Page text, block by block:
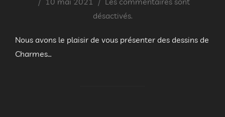
désactivés.
Nous avons le plaisir de vous présenter des dessins de
Charmes…